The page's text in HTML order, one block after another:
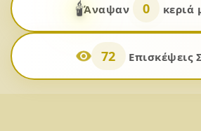
🕯️Άναψαν 0 κεριά
72 Επισκέψεις